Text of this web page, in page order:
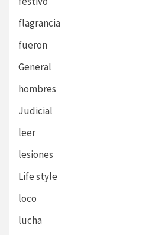
flagrancia
fueron
General
hombres
Judicial
leer
lesiones
Life style
loco
lucha